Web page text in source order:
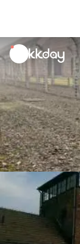
unread
notifications